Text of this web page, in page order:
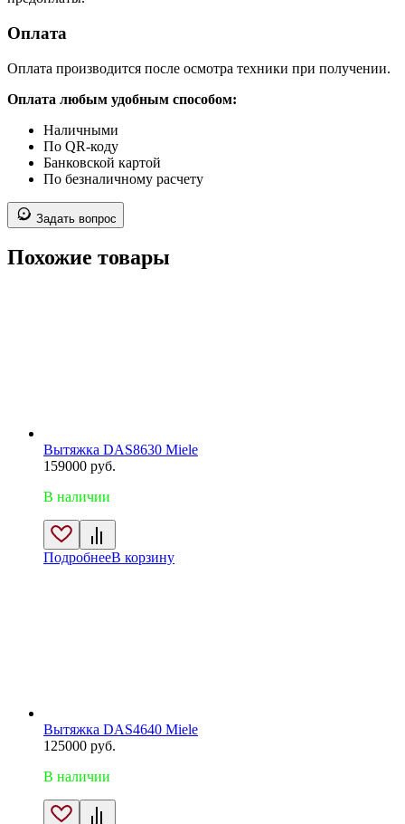
Оплата
Оплата производится после осмотра техники при получении.
Оплата любым удобным способом:
Наличными
По QR-коду
Банковской картой
По безналичному расчету
Задать вопрос
Похожие товары
Вытяжка DAS8630 Miele
159000 руб.
В наличии
ПодробнееВ корзину
Вытяжка DAS4640 Miele
125000 руб.
В наличии